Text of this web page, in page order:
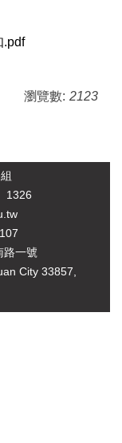
.pdf
瀏覽數: 2123
1326
路一號
City 33857,